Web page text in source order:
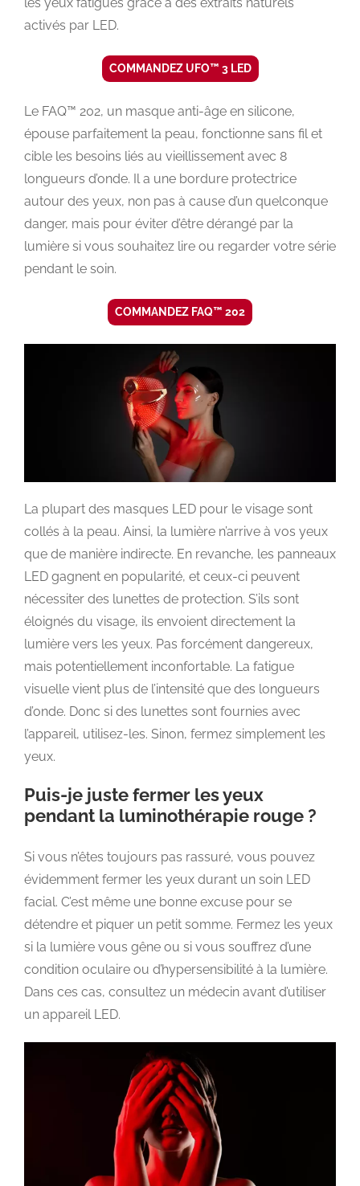
activés par LED.
COMMANDEZ UFO™ 3 LED
Le FAQ™ 202, un masque anti-âge en silicone,
épouse parfaitement la peau, fonctionne sans fil et
cible les besoins liés au vieillissement avec 8
longueurs d’onde. Il a une bordure protectrice
autour des yeux, non pas à cause d’un quelconque
danger, mais pour éviter d’être dérangé par la
lumière si vous souhaitez lire ou regarder votre série
pendant le soin.
COMMANDEZ FAQ™ 202
La plupart des masques LED pour le visage sont
collés à la peau. Ainsi, la lumière n’arrive à vos yeux
que de manière indirecte. En revanche, les panneaux
LED gagnent en popularité, et ceux-ci peuvent
nécessiter des lunettes de protection. S’ils sont
éloignés du visage, ils envoient directement la
lumière vers les yeux. Pas forcément dangereux,
mais potentiellement inconfortable. La fatigue
visuelle vient plus de l’intensité que des longueurs
d’onde. Donc si des lunettes sont fournies avec
l’appareil, utilisez-les. Sinon, fermez simplement les
yeux.
Puis-je juste fermer les yeux
pendant la luminothérapie rouge ?
Si vous n’êtes toujours pas rassuré, vous pouvez
évidemment fermer les yeux durant un soin LED
facial. C’est même une bonne excuse pour se
détendre et piquer un petit somme. Fermez les yeux
si la lumière vous gêne ou si vous souffrez d’une
condition oculaire ou d’hypersensibilité à la lumière.
Dans ces cas, consultez un médecin avant d’utiliser
un appareil LED.